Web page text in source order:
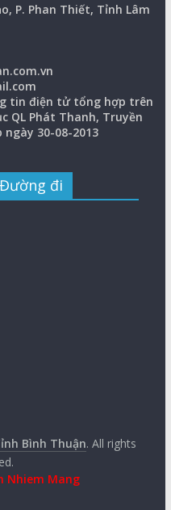
P. Phan Thiết, Tỉnh Lâm
tin điện tử tổng hợp trên
QL Phát Thanh, Truyền
30-08-2013
Đường đi
Bình Thuận. All rights